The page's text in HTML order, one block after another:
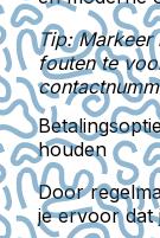
Tip: Markeer
fouten te
houden
Door
je ervoor dat